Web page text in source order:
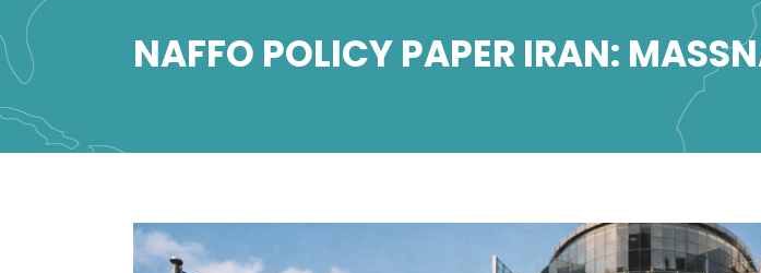
NAFFO POLICY PAPER IRAN: